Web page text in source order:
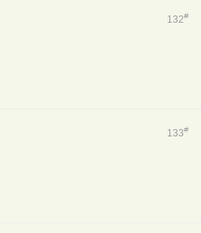
132#
133#